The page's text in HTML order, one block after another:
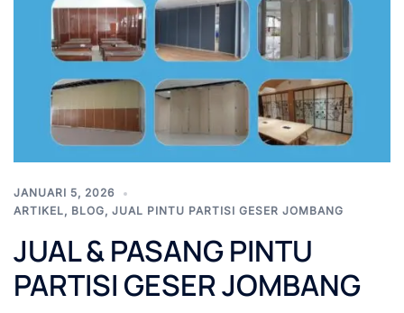
JANUARI 5, 2026
ARTIKEL, BLOG, JUAL PINTU PARTISI GESER JOMBANG
JUAL & PASANG PINTU
PARTISI GESER JOMBANG